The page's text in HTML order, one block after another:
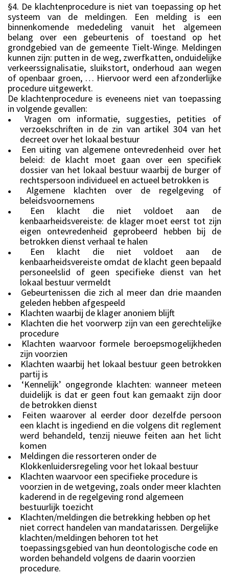
§4. De klachtenprocedure is niet van toepassing op het
systeem van de meldingen. Een melding is een
binnenkomende mededeling vanuit het algemeen
belang over een gebeurtenis of toestand op het
grondgebied van de gemeente Tielt-Winge. Meldingen
kunnen zijn: putten in de weg, zwerfkatten, onduidelijke
verkeerssignalisatie, sluikstort, onderhoud aan wegen
of openbaar groen, … Hiervoor werd een afzonderlijke
procedure uitgewerkt.
De klachtenprocedure is eveneens niet van toepassing
in volgende gevallen:
●
Vragen om informatie, suggesties, petities of
verzoekschriften in de zin van artikel 304 van het
decreet over het lokaal bestuur
●
Een uiting van algemene ontevredenheid over het
beleid: de klacht moet gaan over een specifiek
dossier van het lokaal bestuur waarbij de burger of
rechtspersoon individueel en actueel betrokken is
●
Algemene klachten over de regelgeving of
beleidsvoornemens
●
Een klacht die niet voldoet aan de
kenbaarheidsvereiste: de klager moet eerst tot zijn
eigen ontevredenheid geprobeerd hebben bij de
betrokken dienst verhaal te halen
●
Een klacht die niet voldoet aan de
kenbaarheidsvereiste omdat de klacht geen bepaald
personeelslid of geen specifieke dienst van het
lokaal bestuur vermeldt
●
Gebeurtenissen die zich al meer dan drie maanden
geleden hebben afgespeeld
● Klachten waarbij de klager anoniem blijft
●
Klachten die het voorwerp zijn van een gerechtelijke
procedure
●
Klachten waarvoor formele beroepsmogelijkheden
zijn voorzien
●
Klachten waarbij het lokaal bestuur geen betrokken
partij is
●
‘Kennelijk’ ongegronde klachten: wanneer meteen
duidelijk is dat er geen fout kan gemaakt zijn door
de betrokken dienst
●
Feiten waarover al eerder door dezelfde persoon
een klacht is ingediend en die volgens dit reglement
werd behandeld, tenzij nieuwe feiten aan het licht
komen
●
Meldingen die ressorteren onder de
Klokkenluidersregeling voor het lokaal bestuur
●
Klachten waarvoor een specifieke procedure is
voorzien in de wetgeving, zoals onder meer klachten
kaderend in de regelgeving rond algemeen
bestuurlijk toezicht
●
Klachten/meldingen die betrekking hebben op het
niet correct handelen van mandatarissen. Dergelijke
klachten/meldingen behoren tot het
toepassingsgebied van hun deontologische code en
worden behandeld volgens de daarin voorzien
procedure.